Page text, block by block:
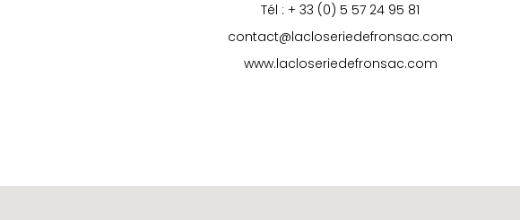
Tél : + 33 (0) 5 57 24 95 81
contact@lacloseriedefronsac.com
www.lacloseriedefronsac.com